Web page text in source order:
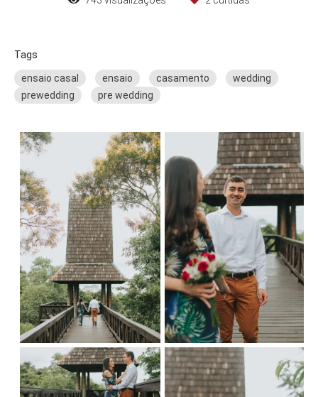
Tags
ensaio casal ensaio casamento
wedding
prewedding
pre wedding